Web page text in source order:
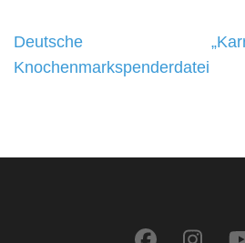
Beitragsnavigation
Deutsche
Knochenmarkspenderdatei